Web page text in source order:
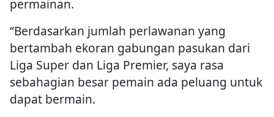
permainan.
“Berdasarkan jumlah perlawanan yang
bertambah ekoran gabungan pasukan dari
Liga Super dan Liga Premier, saya rasa
sebahagian besar pemain ada peluang untuk
dapat bermain.